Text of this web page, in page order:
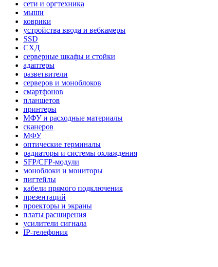
сети и оргтехника
мыши
коврики
устройства ввода и вебкамеры
SSD
СХД
серверные шкафы и стойки
адаптеры
разветвители
серверов и моноблоков
смартфонов
планшетов
принтеры
МФУ и расходные материалы
сканеров
МФУ
оптические терминалы
радиаторы и системы охлаждения
SFP/CFP-модули
моноблоки и мониторы
пигтейлы
кабели прямого подключения
презентаций
проекторы и экраны
платы расширения
усилители сигнала
IP-телефония